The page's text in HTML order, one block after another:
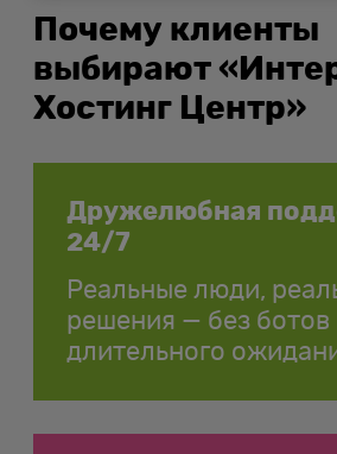
Почему клиенты
выбирают
Хостинг Центр»
Дружелюбная
24/7
Реальные люди,
решения — без ботов
длительного